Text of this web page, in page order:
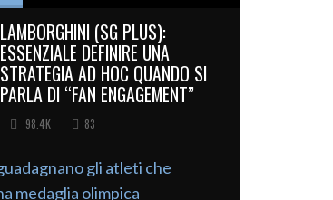
LAMBORGHINI (SG PLUS):
ESSENZIALE DEFINIRE UNA
STRATEGIA AD HOC QUANDO SI
PARLA DI “FAN ENGAGEMENT”
98.4K 83